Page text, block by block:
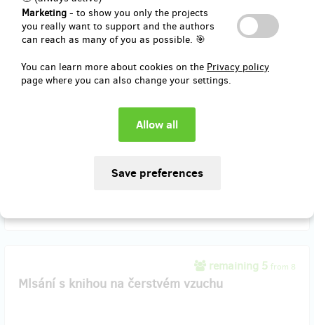
Marketing - to show you only the projects
you really want to support and the authors
can reach as many of you as possible. 🎯
You can learn more about cookies on the Privacy policy
page where you can also change your settings.
knize. Vybrat si ji můžete v Hotel Benica, Restaurace U Konopiště,
Hotel Atlas, Čas na kávu. EU, Stone Bowling bar Benešov,
Obojí zašlu poštou na vaši adresu.
Reward delivery: on address, in a quarter after the Hithit project
end
remaining 5 from 8
Mlsání s knihou na čerstvém vzuchu